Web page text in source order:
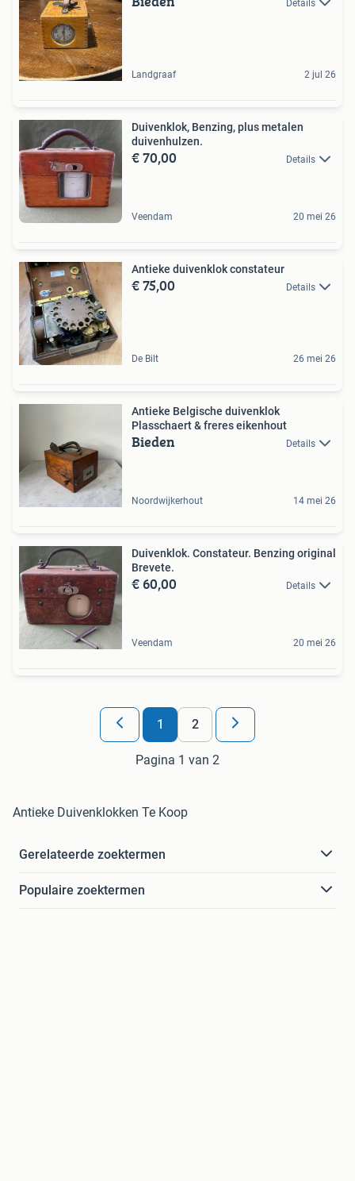
Details
Landgraaf 2 jul 26
Duivenklok, Benzing, plus metalen
duivenhulzen.
€ 70,00 Details
Veendam 20 mei 26
Antieke duivenklok constateur
€ 75,00 Details
De Bilt 26 mei 26
Antieke Belgische duivenklok
Plasschaert & freres eikenhout
Bieden Details
Noordwijkerhout 14 mei 26
Duivenklok. Constateur. Benzing original
Brevete.
€ 60,00 Details
Veendam 20 mei 26
1 2
Pagina 1 van 2
Antieke Duivenklokken Te Koop
Gerelateerde zoektermen
Populaire zoektermen